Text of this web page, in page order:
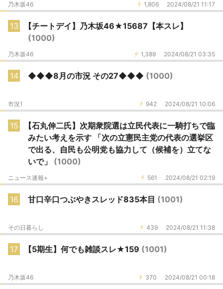
1,806 2024/08/21 11:17
乃木坂46
13
【チートデイ】乃木坂46★15687【本スレ】
(1000)
1,389 2024/08/21 03:35
乃木坂46
14 ◆◆◆8月の市況 その27◆◆◆ (1000)
942 2024/08/21 10:06
市況1
15
【石丸伸二氏】次期衆院選は立民代表に一騎打ちで臨
みたい考えを示す 「次の立憲民主党の代表の選挙区
で出る、自民も公明党も協力して（候補を）立てな
いで」 (1000)
561 2024/08/21 02:19
ニュース速報+
16 甘口辛口つぶやきスレッド835本目 (1001)
439 2024/08/21 11:38
その日暮らし
17 【5期生】何でも雑談スレ★159 (1001)
370 2024/08/21 00:18
乃木坂46